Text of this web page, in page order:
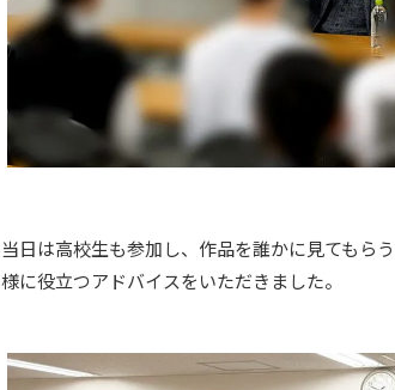
当日は高校生も参加し、作品を誰かに見てもら
様に役立つアドバイスをいただきました。